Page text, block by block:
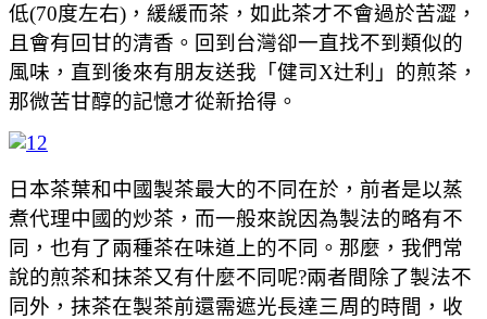
低(70度左右)，緩緩而茶，如此茶才不會過於苦澀，
且會有回甘的清香。回到台灣卻一直找不到類似的
風味，直到後來有朋友送我「健司X辻利」的煎茶，
那微苦甘醇的記憶才從新拾得。
日本茶葉和中國製茶最大的不同在於，前者是以蒸
煮代理中國的炒茶，而一般來說因為製法的略有不
同，也有了兩種茶在味道上的不同。那麼，我們常
說的煎茶和抹茶又有什麼不同呢?兩者間除了製法不
同外，抹茶在製茶前還需遮光長達三周的時間，收